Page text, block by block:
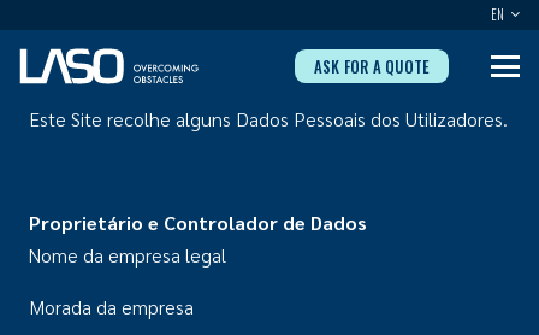
EN
ASK FOR A QUOTE
Este Site recolhe alguns Dados Pessoais dos Utilizadores.
Proprietário e Controlador de Dados
Nome da empresa legal
Morada da empresa